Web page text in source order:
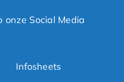
onze Social Media
Infosheets